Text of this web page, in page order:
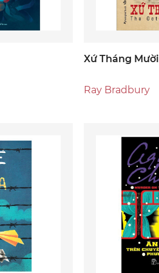
Xứ Tháng Mười
Ray Bradbury